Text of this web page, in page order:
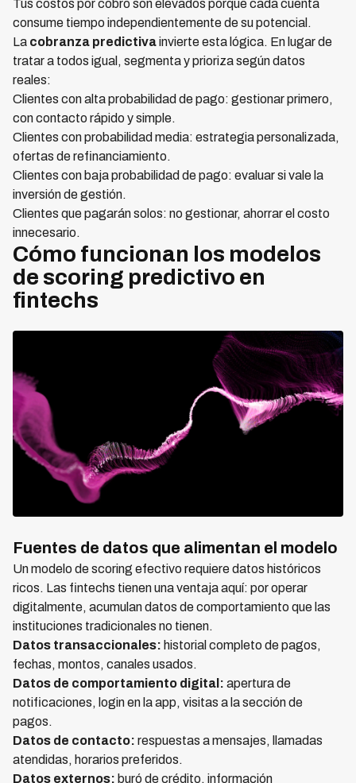
Tus costos por cobro son elevados porque cada cuenta
consume tiempo independientemente de su potencial.
La cobranza predictivainvierte esta lógica. En lugar de
tratar a todos igual, segmenta y prioriza según datos
reales:
Clientes con alta probabilidad de pago: gestionar primero,
con contacto rápido y simple.
Clientes con probabilidad media: estrategia personalizada,
ofertas de refinanciamiento.
Clientes con baja probabilidad de pago: evaluar si vale la
inversión de gestión.
Clientes que pagarán solos: no gestionar, ahorrar el costo
innecesario.
Cómo funcionan los modelos
de scoring predictivo en
fintechs
Fuentes de datos que alimentan el modelo
Un modelo de scoring efectivo requiere datos históricos
ricos. Las fintechs tienen una ventaja aquí: por operar
digitalmente, acumulan datos de comportamiento que las
instituciones tradicionales no tienen.
Datos transaccionales: historial completo de pagos,
fechas, montos, canales usados.
Datos de comportamiento digital: apertura de
notificaciones, login en la app, visitas a la sección de
pagos.
Datos de contacto: respuestas a mensajes, llamadas
atendidas, horarios preferidos.
Datos externos: buró de crédito, información